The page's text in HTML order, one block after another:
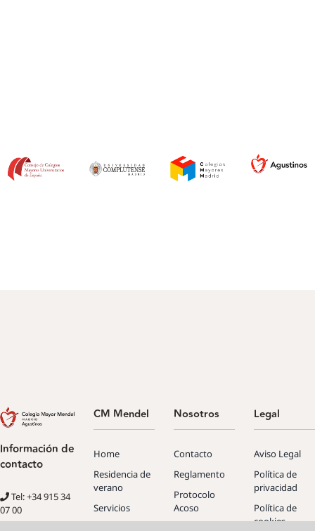
Información de
contacto
Tel: +34 915 34
07 00
CM Mendel
Home
Residencia de
verano
Servicios
Nosotros
Contacto
Reglamento
Protocolo
Acoso
Legal
Aviso Legal
Política de
privacidad
Política de
cookies